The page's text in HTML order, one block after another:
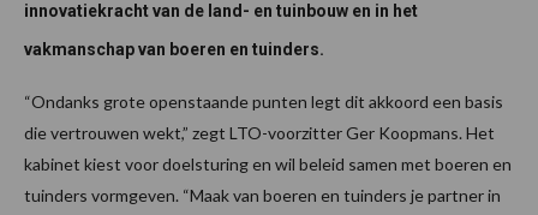
innovatiekracht van de land- en tuinbouw en in het
vakmanschap van boeren en tuinders.
“Ondanks grote openstaande punten legt dit akkoord een basis
die vertrouwen wekt,” zegt LTO-voorzitter Ger Koopmans. Het
kabinet kiest voor doelsturing en wil beleid samen met boeren en
tuinders vormgeven. “Maak van boeren en tuinders je partner in